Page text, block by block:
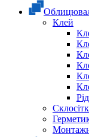
Клей